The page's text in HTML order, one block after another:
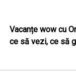
Vacanțe wow cu
ce să vezi, ce să